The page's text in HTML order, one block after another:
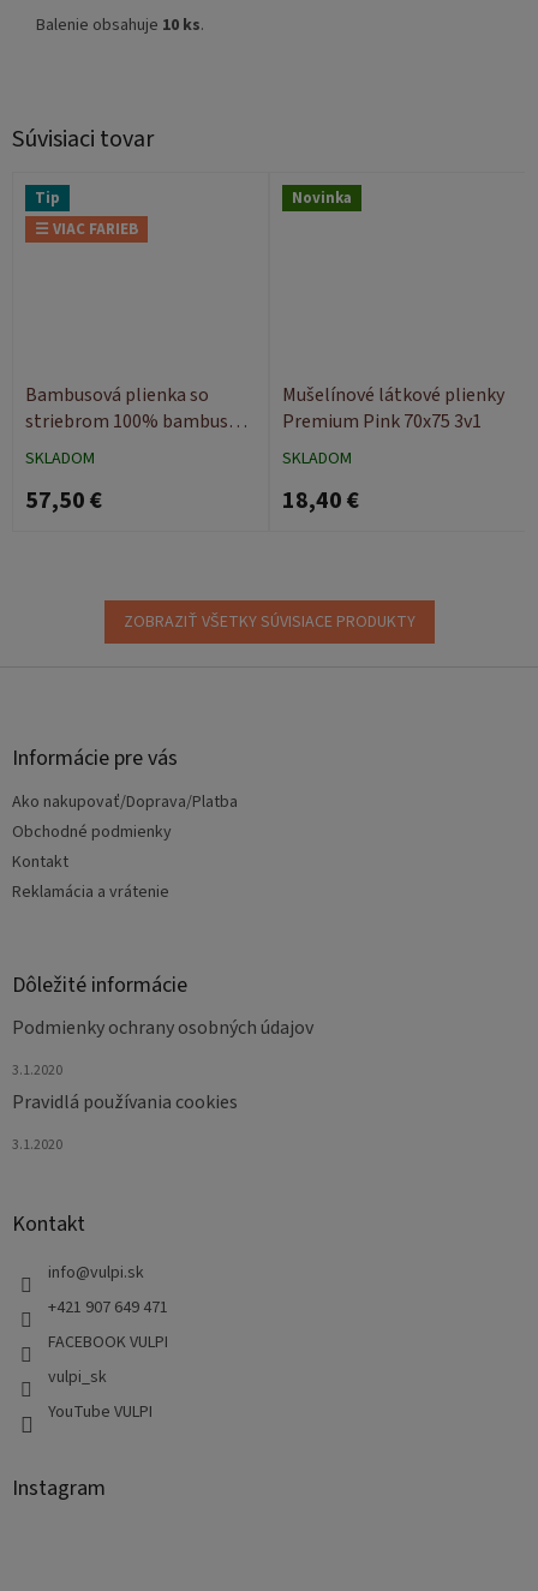
Súvisiaci tovar
Tip
☰ VIAC FARIEB
Bambusová plienka so
striebrom 100% bambus
50x50 - 2ks
SKLADOM
57,50 €
Novinka
Mušelínové látkové plienky
Premium Pink 70x75 3v1
SKLADOM
18,40 €
ZOBRAZIŤ VŠETKY SÚVISIACE PRODUKTY
Balenie obsahuje 10 ks.
Informácie pre vás
Ako nakupovať/Doprava/Platba
Obchodné podmienky
Kontakt
Reklamácia a vrátenie
Dôležité informácie
Podmienky ochrany osobných údajov
3.1.2020
Pravidlá používania cookies
3.1.2020
Kontakt
info@vulpi.sk
+421 907 649 471
FACEBOOK VULPI
vulpi_sk
YouTube VULPI
Instagram